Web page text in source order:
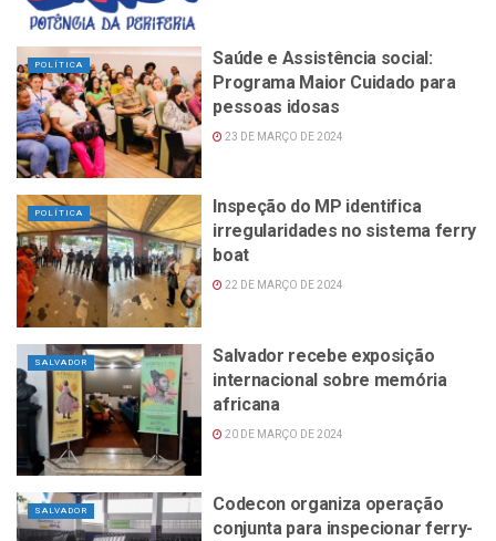
POLÍTICA
Saúde e Assistência social:
Programa Maior Cuidado para
pessoas idosas
23 DE MARÇO DE 2024
POLÍTICA
Inspeção do MP identifica
irregularidades no sistema ferry
boat
22 DE MARÇO DE 2024
SALVADOR
Salvador recebe exposição
internacional sobre memória
africana
20 DE MARÇO DE 2024
SALVADOR
Codecon organiza operação
conjunta para inspecionar ferry-